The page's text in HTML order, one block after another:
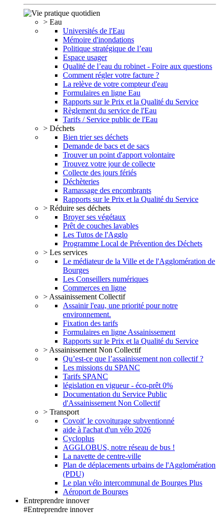
> Eau
Universités de l'Eau
Mémoire d'inondations
Politique stratégique de l’eau
Espace usager
Qualité de l’eau du robinet - Foire aux questions
Comment régler votre facture ?
La relève de votre compteur d'eau
Formulaires en ligne Eau
Rapports sur le Prix et la Qualité du Service
Règlement du service de l'Eau
Tarifs / Service public de l'Eau
> Déchets
Bien trier ses déchets
Demande de bacs et de sacs
Trouver un point d'apport volontaire
Trouvez votre jour de collecte
Collecte des jours fériés
Déchèteries
Ramassage des encombrants
Rapports sur le Prix et la Qualité du Service
> Réduire ses déchets
Broyer ses végétaux
Prêt de couches lavables
Les Tutos de l'Agglo
Programme Local de Prévention des Déchets
> Les services
Le médiateur de la Ville et de l'Agglomération de
Bourges
Les Conseillers numériques
Commerces en ligne
> Assainissement Collectif
Assainir l'eau, une priorité pour notre
environnement.
Fixation des tarifs
Formulaires en ligne Assainissement
Rapports sur le Prix et la Qualité du Service
> Assainissement Non Collectif
Qu’est-ce que l’assainissement non collectif ?
Les missions du SPANC
Tarifs SPANC
législation en vigueur - éco-prêt 0%
Documentation du Service Public
d'Assainissement Non Collectif
> Transport
Covoit' le covoiturage subventionné
aide à l'achat d'un vélo 2026
Cycloplus
AGGLOBUS, notre réseau de bus !
La navette de centre-ville
Plan de déplacements urbains de l'Agglomération
(PDU)
Le plan vélo intercommunal de Bourges Plus
Aéroport de Bourges
Entreprendre innover
#Entreprendre innover